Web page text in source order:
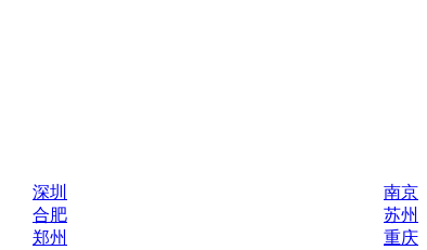
深圳
南京
合肥
苏州
郑州
重庆